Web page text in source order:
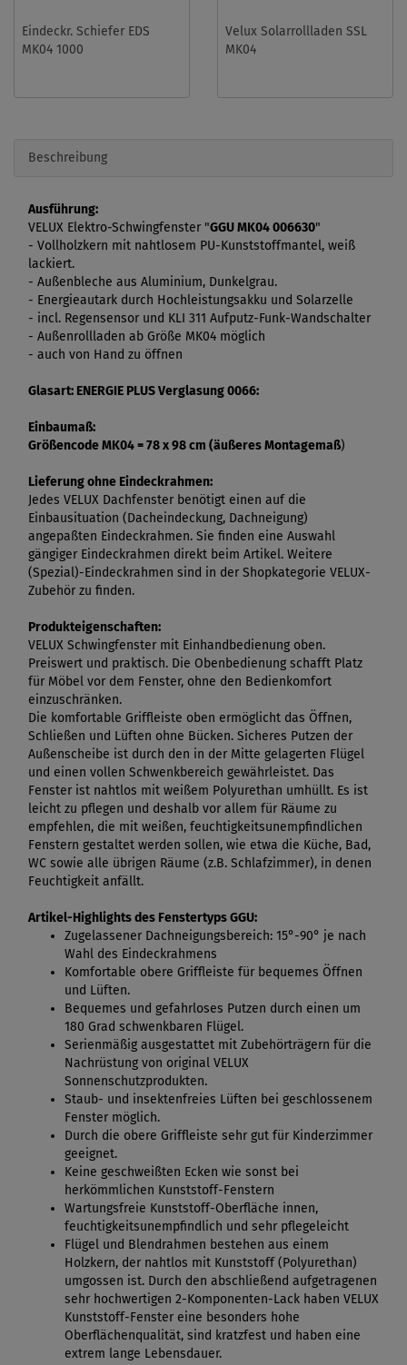
Eindeckr. Schiefer EDS
MK04 1000
Velux Solarrollladen SSL
MK04
Beschreibung
Ausführung:
VELUX Elektro-Schwingfenster "GGU MK04 006630"
- Vollholzkern mit nahtlosem PU-Kunststoffmantel, weiß
lackiert.
- Außenbleche aus Aluminium, Dunkelgrau.
- Energieautark durch Hochleistungsakku und Solarzelle
- incl. Regensensor und KLI 311 Aufputz-Funk-Wandschalter
- Außenrollladen ab Größe MK04 möglich
- auch von Hand zu öffnen
Glasart: ENERGIE PLUS Verglasung 0066:
Einbaumaß:
Größencode MK04 = 78 x 98 cm (äußeres Montagemaß)
Lieferung ohne Eindeckrahmen:
Jedes VELUX Dachfenster benötigt einen auf die
Einbausituation (Dacheindeckung, Dachneigung)
angepaßten Eindeckrahmen. Sie finden eine Auswahl
gängiger Eindeckrahmen direkt beim Artikel. Weitere
(Spezial)-Eindeckrahmen sind in der Shopkategorie VELUX-
Zubehör zu finden.
Produkteigenschaften:
VELUX Schwingfenster mit Einhandbedienung oben.
Preiswert und praktisch. Die Obenbedienung schafft Platz
für Möbel vor dem Fenster, ohne den Bedienkomfort
einzuschränken.
Die komfortable Griffleiste oben ermöglicht das Öffnen,
Schließen und Lüften ohne Bücken. Sicheres Putzen der
Außenscheibe ist durch den in der Mitte gelagerten Flügel
und einen vollen Schwenkbereich gewährleistet. Das
Fenster ist nahtlos mit weißem Polyurethan umhüllt. Es ist
leicht zu pflegen und deshalb vor allem für Räume zu
empfehlen, die mit weißen, feuchtigkeitsunempfindlichen
Fenstern gestaltet werden sollen, wie etwa die Küche, Bad,
WC sowie alle übrigen Räume (z.B. Schlafzimmer), in denen
Feuchtigkeit anfällt.
Artikel-Highlights des Fenstertyps GGU:
Zugelassener Dachneigungsbereich: 15°-90° je nach
Wahl des Eindeckrahmens
Komfortable obere Griffleiste für bequemes Öffnen
und Lüften.
Bequemes und gefahrloses Putzen durch einen um
180 Grad schwenkbaren Flügel.
Serienmäßig ausgestattet mit Zubehörträgern für die
Nachrüstung von original VELUX
Sonnenschutzprodukten.
Staub- und insektenfreies Lüften bei geschlossenem
Fenster möglich.
Durch die obere Griffleiste sehr gut für Kinderzimmer
geeignet.
Keine geschweißten Ecken wie sonst bei
herkömmlichen Kunststoff-Fenstern
Wartungsfreie Kunststoff-Oberfläche innen,
feuchtigkeitsunempfindlich und sehr pflegeleicht
Flügel und Blendrahmen bestehen aus einem
Holzkern, der nahtlos mit Kunststoff (Polyurethan)
umgossen ist. Durch den abschließend aufgetragenen
sehr hochwertigen 2-Komponenten-Lack haben VELUX
Kunststoff-Fenster eine besonders hohe
Oberflächenqualität, sind kratzfest und haben eine
extrem lange Lebensdauer.